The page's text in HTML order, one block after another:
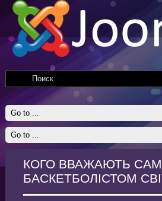
КОГО ВВАЖАЮТЬ
БАСКЕТБОЛІСТОМ